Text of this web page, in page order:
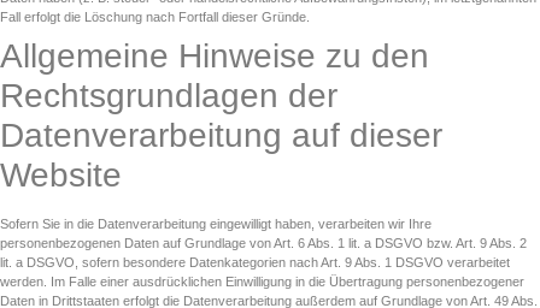
Fall erfolgt die Löschung nach Fortfall dieser Gründe.
Allgemeine Hinweise zu den
Rechtsgrundlagen der
Datenverarbeitung auf dieser
Website
Sofern Sie in die Datenverarbeitung eingewilligt haben, verarbeiten wir Ihre
personenbezogenen Daten auf Grundlage von Art. 6 Abs. 1 lit. a DSGVO bzw. Art. 9 Abs. 2
lit. a DSGVO, sofern besondere Datenkategorien nach Art. 9 Abs. 1 DSGVO verarbeitet
werden. Im Falle einer ausdrücklichen Einwilligung in die Übertragung personenbezogener
Daten in Drittstaaten erfolgt die Datenverarbeitung außerdem auf Grundlage von Art. 49 Abs.